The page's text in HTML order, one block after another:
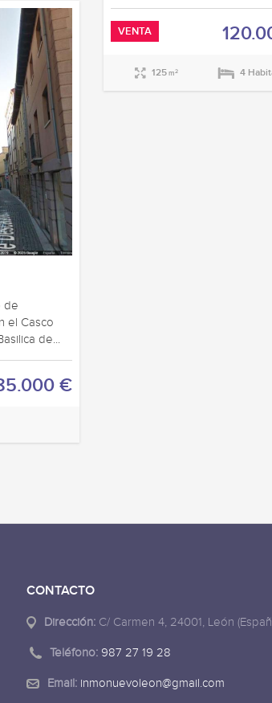
VENTA
125m2 4
de
el Casco
de...
€
CONTACTO
Dirección:C/ Carmen 4, 24001, León
Teléfono: 987 27 19 28
Email: inmonuevoleon@gmail.com